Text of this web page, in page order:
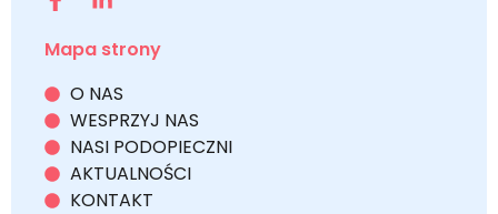
Mapa strony
O NAS
WESPRZYJ NAS
NASI PODOPIECZNI
AKTUALNOŚCI
KONTAKT